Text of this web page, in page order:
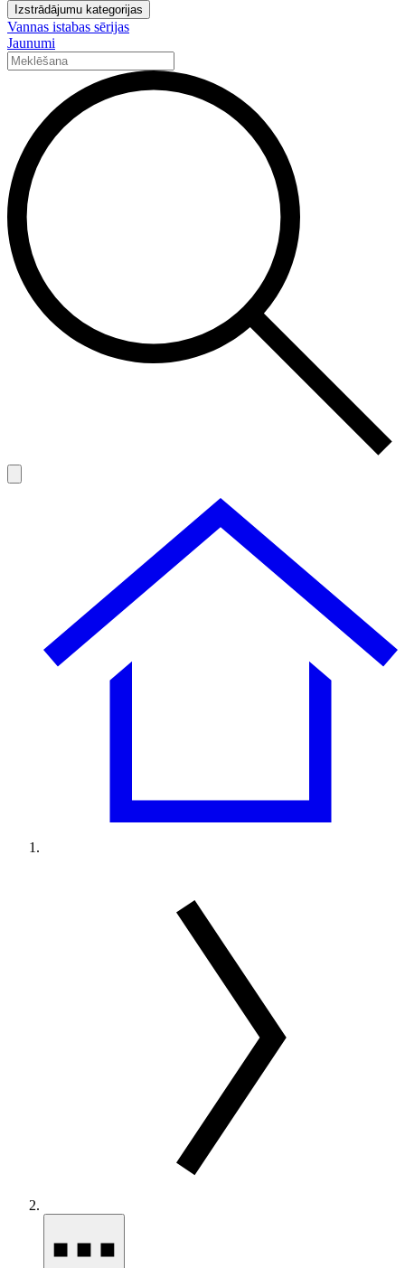
Izstrādājumu kategorijas
Vannas istabas sērijas
Jaunumi